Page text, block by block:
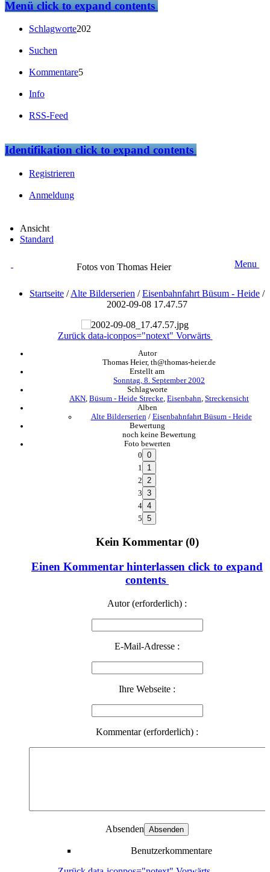
Menüclick to expand contents
Schlagworte202
Suchen
Kommentare5
Info
RSS-Feed
Identifikationclick to expand contents
Registrieren
Anmeldung
Ansicht
Standard
Fotos von Thomas Heier Menu
Startseite /Alte Bilderserien /Eisenbahnfahrt Büsum - Heide /
2002-09-08 17.47.57
Zurück data-iconpos="notext" Vorwärts
Autor
Thomas Heier, th@thomas-heier.de
Erstellt am
Sonntag, 8. September 2002
Schlagworte
AKN Büsum - Heide Strecke Eisenbahn Streckensicht
Alben
Alte Bilderserien / Eisenbahnfahrt Büsum - Heide
Bewertung
noch keine Bewertung
Foto bewerten
0
1
2
3
4
5
Kein Kommentar (0)
Einen Kommentar hinterlassen click to expand
contents
Autor (erforderlich) :
E-Mail-Adresse :
Ihre Webseite :
Kommentar (erforderlich) :
Absenden
Benutzerkommentare